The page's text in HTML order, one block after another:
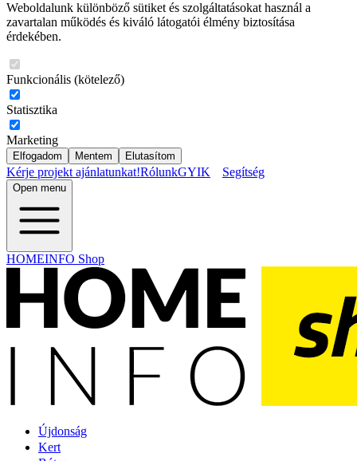
Weboldalunk különböző sütiket és szolgáltatásokat használ a
zavartalan működés és kiváló látogatói élmény biztosítása
érdekében.
Funkcionális (kötelező)
Statisztika
Marketing
Elfogadom Mentem Elutasítom
Kérje projekt ajánlatunkat!RólunkGYIK Segítség
Open menu
HOMEINFO Shop
Újdonság
Kert